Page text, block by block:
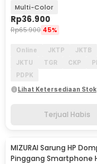
Multi-Color
Rp36.900
Rp65.900 45%
Online JKTP
JKTB
JKTU
TGR CKP
PDPK
Lihat Ketersediaan Stok
Terjual Habis
MIZURAI Sarung HP
Pinggang Smartphone